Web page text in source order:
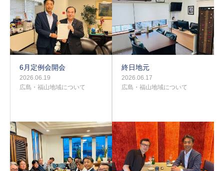
6月定例会開会
2026.06.19
広島・福山地域について
終日地元
2026.06.17
広島・福山地域について